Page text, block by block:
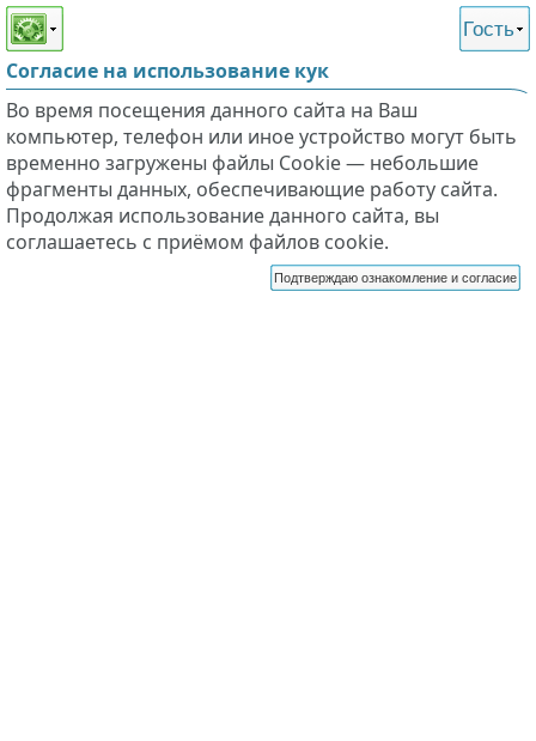
Этот сайт поддерживает
слабовидящих
Гость
Согласие на использование кук
Во время посещения данного сайта на Ваш
компьютер, телефон или иное устройство могут быть
временно загружены файлы Cookie — небольшие
фрагменты данных, обеспечивающие работу сайта.
Продолжая использование данного сайта, вы
соглашаетесь с приёмом файлов cookie.
Подтверждаю ознакомление и согласие